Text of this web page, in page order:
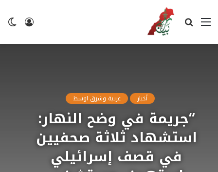
تسجيل
القائمة بحث
أخبار عربية وشرق اوسط
“جريمة في وضح النهار:
استشهاد ثلاثة صحفيين
في قصف إسرائيلي